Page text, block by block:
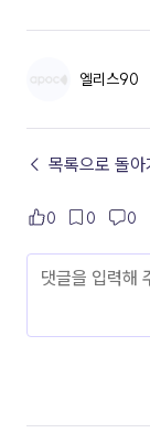
엘리스90
← 목록으로 돌아
0 0 0